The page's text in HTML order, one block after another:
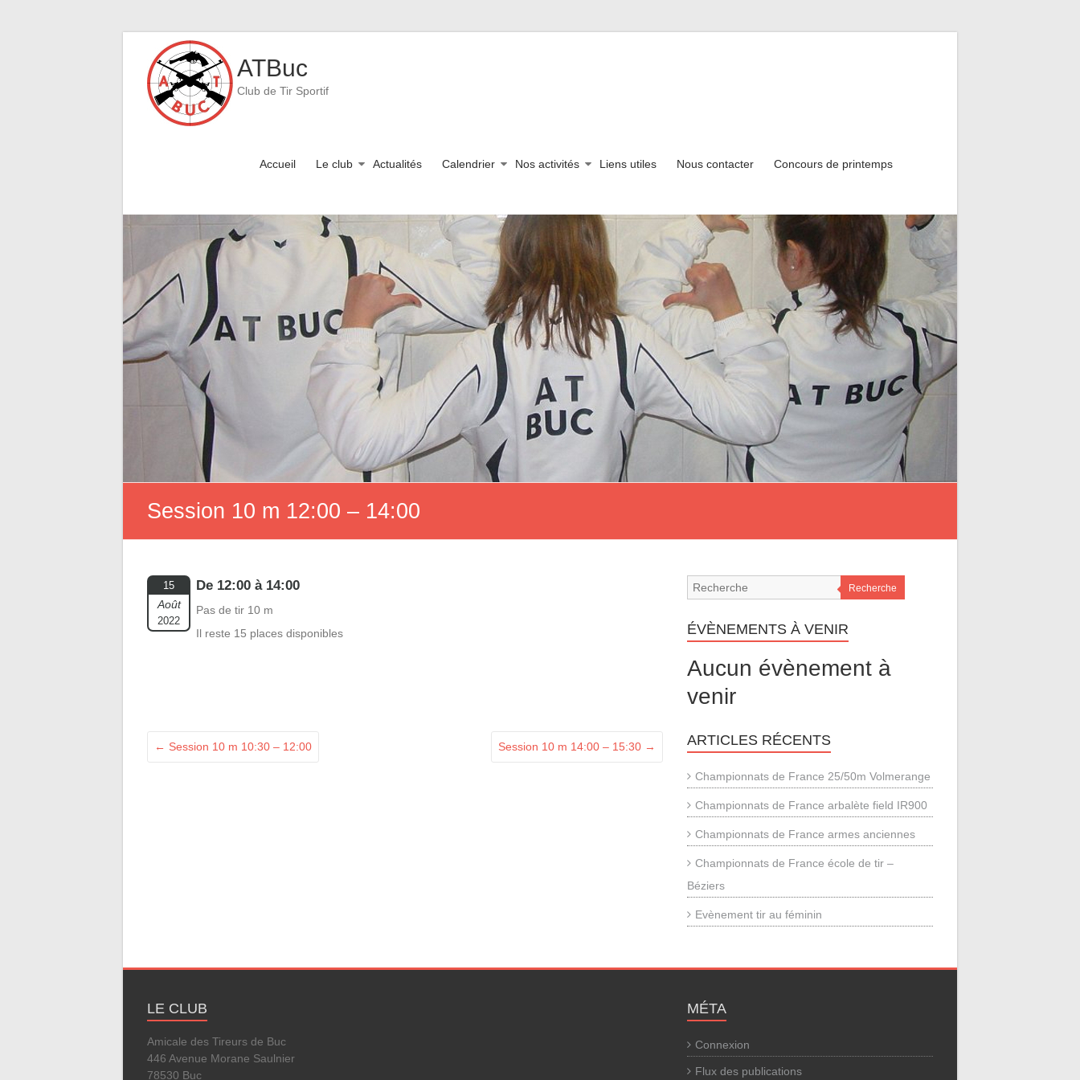
content
ATBuc
Club de Tir Sportif
Accueil Le club Actualités Calendrier Nos activités Liens utiles Nous contacter Concours de printemps
Session 10 m 12:00 – 14:00
15
Août
2022
De 12:00 à 14:00
Pas de tir 10 m
Il reste 15 places disponibles
← Session 10 m 10:30 – 12:00 Session 10 m 14:00 – 15:30 →
Recherche
ÉVÈNEMENTS À VENIR
Aucun évènement à
venir
ARTICLES RÉCENTS
Championnats de France 25/50m Volmerange
Championnats de France arbalète field IR900
Championnats de France armes anciennes
Championnats de France école de tir –
Béziers
Evènement tir au féminin
LE CLUB
Amicale des Tireurs de Buc
446 Avenue Morane Saulnier
78530 Buc
MÉTA
Connexion
Flux des publications